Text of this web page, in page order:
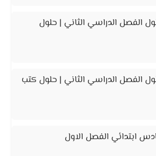
الفصل الدراسي الثاني | حلول
الفصل الدراسي الثاني | حلول كتب
ابتدائي الفصل الاول